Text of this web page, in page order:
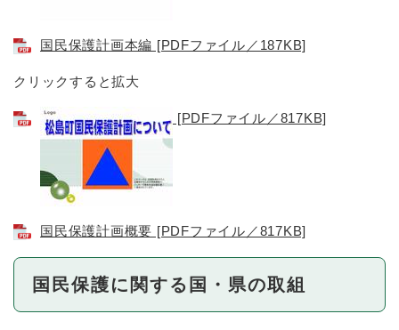
国民保護計画本編 [PDFファイル／187KB]
クリックすると拡大
[PDFファイル／817KB]
国民保護計画概要 [PDFファイル／817KB]
国民保護に関する国・県の取組